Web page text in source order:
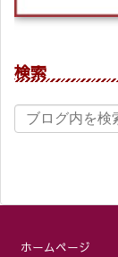
検索
ホームページ